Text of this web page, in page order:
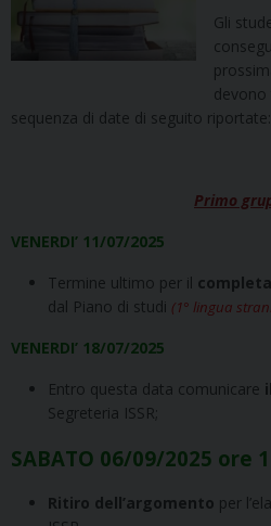
Gli
devono
sequenza di date di seguito riportate:
Primo
VENERDI’ 11/07/2025
Termine ultimo per il
dal Piano di studi (1° lingua
VENERDI’ 18/07/2025
Entro questa data comunicare
Segreteria ISSR;
SABATO 06/09/2025 ore
Ritiro dell’argomento per